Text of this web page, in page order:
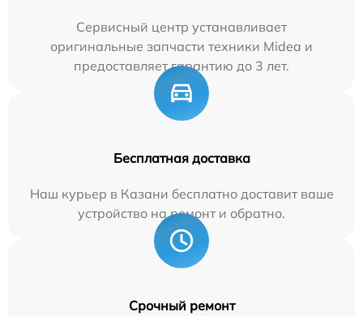
Сервисный центр устанавливает
оригинальные запчасти техники Midea и
предоставляет гарантию до 3 лет.
Бесплатная доставка
Наш курьер в Казани бесплатно доставит ваше
устройство на ремонт и обратно.
Срочный ремонт